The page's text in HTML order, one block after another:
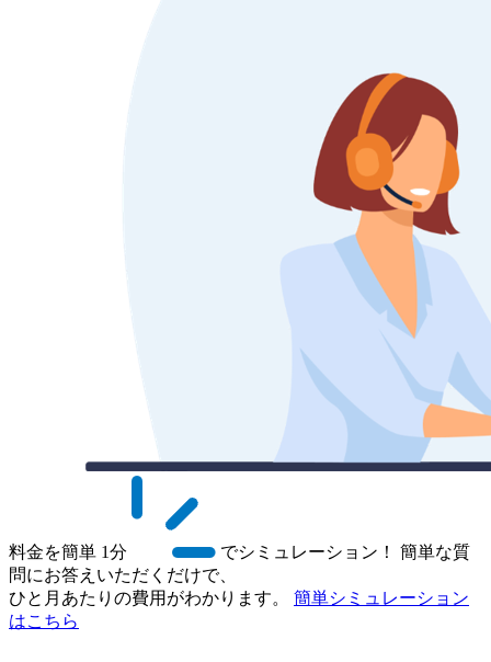
料金を簡単 1分 でシミュレーション！
簡単な質
問にお答えいただくだけで、
ひと月あたりの費用がわかります。
簡単シミュレーション
はこちら